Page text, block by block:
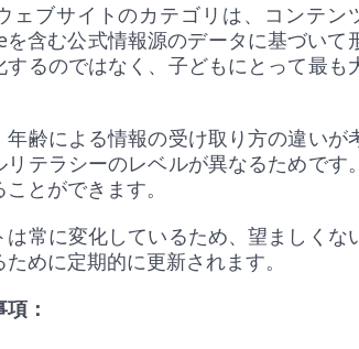
ェブサイトのカテゴリは、コンテ
含む公式情報源のデータに基づい
するのではなく、子どもにとって最
年齢による情報の受け取り方の違い
リテラシーのレベルが異なるためで
とができます。
は常に変化しているため、望ましく
めに定期的に更新されます。
：